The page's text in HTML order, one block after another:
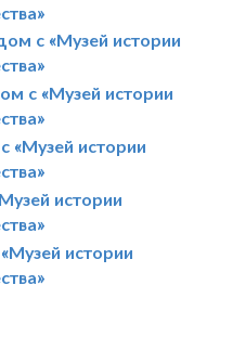
с «Музей истории
с «Музей истории
«Музей истории
истории
истории